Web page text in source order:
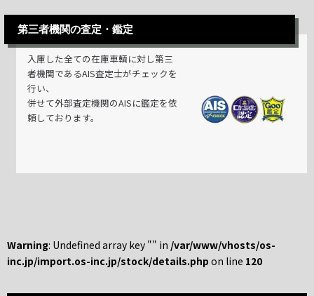
第三者機関の査定・鑑定
入庫した全ての在庫車輌に対し第三
者機関であるAIS査定士がチェックを
行い、
併せて外部査定機関のAISに鑑定を依
頼しております。
Warning: Undefined array key "" in /var/www/vhosts/os-
inc.jp/import.os-inc.jp/stock/details.php on line 120